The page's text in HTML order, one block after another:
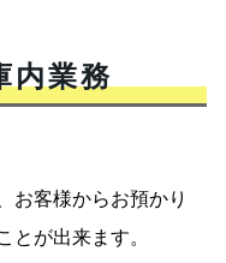
業務
お客様からお預かり
とが出来ます。